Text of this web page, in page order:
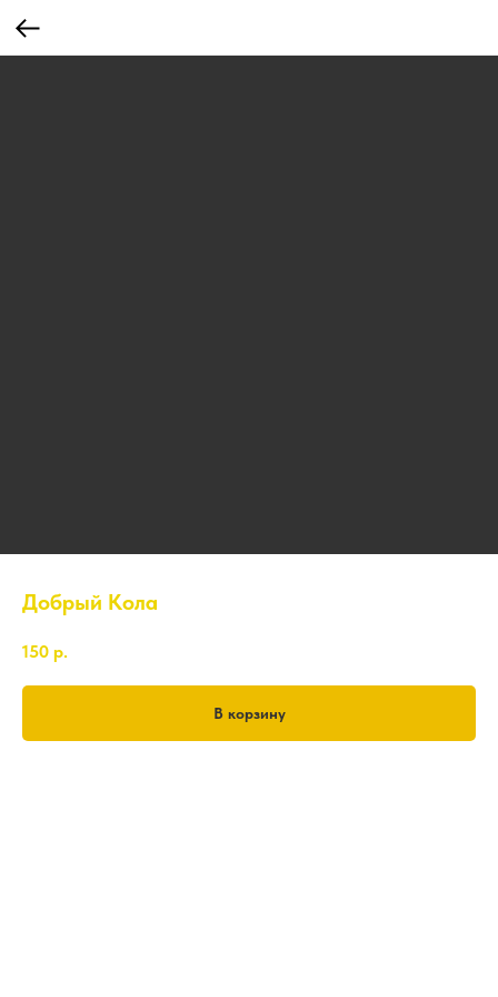
Добрый Кола
150 р.
В корзину